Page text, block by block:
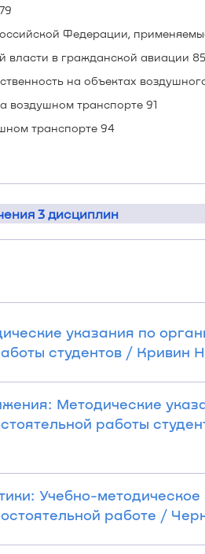
Федерации,
власти в гражданской авиации 85
на объектах
воздушном транспорте 91
транспорте 94
3 дисциплин
указания по
студентов / Кривин
Методические
работы
Учебно-
работе /